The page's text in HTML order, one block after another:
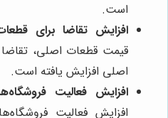
است.
افزایش تقاضا برای
قیمت قطعات اصلی،
اصلی افزایش یافته است.
افزایش فعالیت
افزایش فعالیت